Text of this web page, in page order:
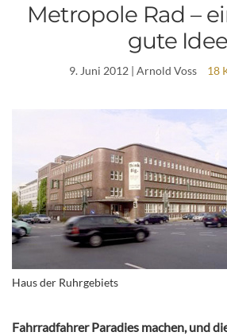
Metropole Rad –
gute Idee
9. Juni 2012| Arnold Voss 18
Haus der Ruhrgebiets
Fahrradfahrer Paradies machen, und